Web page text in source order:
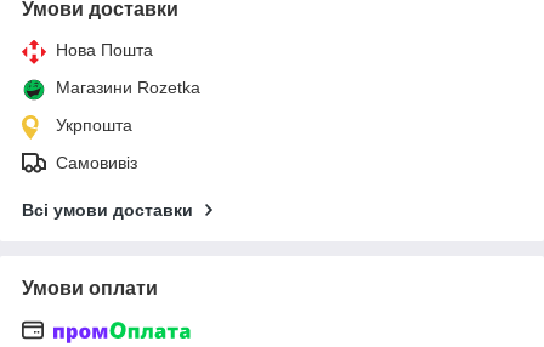
Умови доставки
Нова Пошта
Магазини Rozetka
Укрпошта
Самовивіз
Всі умови доставки
Умови оплати